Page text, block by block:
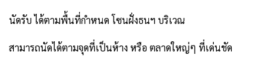
นัดรับ ได้ตามพื้นที่กำหนด โซนฝั่งธนฯ บริเวณ
สามารถนัดได้ตามจุดที่เป็นห้าง หรือ ตลาดใหญ่ๆ ที่เด่นชัด